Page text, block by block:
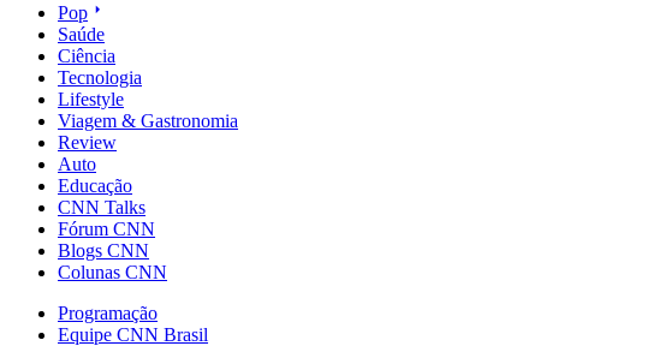
Pop
Saúde
Ciência
Tecnologia
Lifestyle
Viagem & Gastronomia
Review
Auto
Educação
CNN Talks
Fórum CNN
Blogs CNN
Colunas CNN
Programação
Equipe CNN Brasil